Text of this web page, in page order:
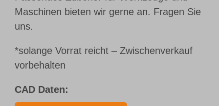
Maschinen bieten wir gerne an. Fragen Sie
uns.
*solange Vorrat reicht – Zwischenverkauf
vorbehalten
CAD Daten: